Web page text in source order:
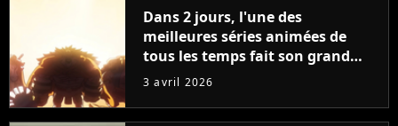
Dans 2 jours, l'une des
meilleures séries animées de
tous les temps fait son grand
retour avec un tournant
3 avril 2026